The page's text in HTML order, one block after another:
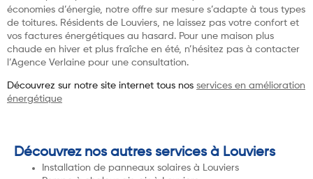
économies d’énergie, notre offre sur mesure s’adapte à tous types
de toitures. Résidents de Louviers, ne laissez pas votre confort et
vos factures énergétiques au hasard. Pour une maison plus
chaude en hiver et plus fraîche en été, n’hésitez pas à contacter
l’Agence Verlaine pour une consultation.
Découvrez sur notre site internet tous nos services en amélioration
énergétique
Découvrez nos autres services à Louviers
Installation de panneaux solaires à Louviers